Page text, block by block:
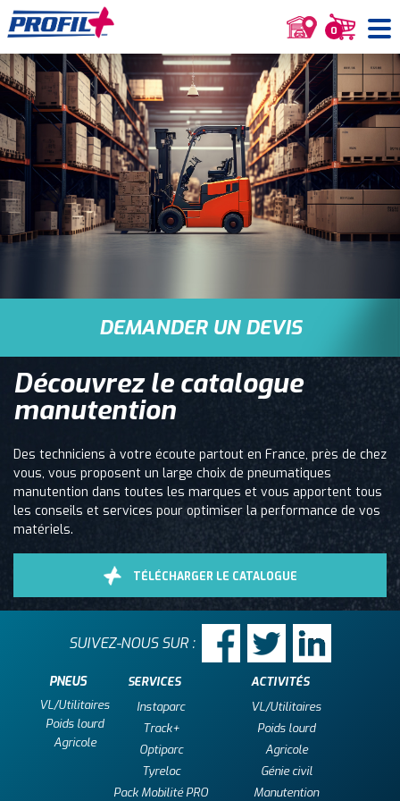
0
DEMANDERUN DEVIS
Découvrez le catalogue
manutention
Des techniciens à votre écoute partout en France, près de chez
vous, vous proposent un large choix de pneumatiques
manutention dans toutes les marques et vous apportent tous
les conseils et services pour optimiser la performance de vos
matériels.
TÉLÉCHARGER LE CATALOGUE
PNEUS
VL/Utilitaires
Poids lourd
Agricole
SERVICES
Instaparc
Track+
Optiparc
Tyreloc
Pack Mobilité PRO
ACTIVITÉS
VL/Utilitaires
Poids lourd
Agricole
Génie civil
Manutention
SUIVEZ-NOUS SUR :